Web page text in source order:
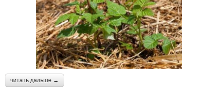
читать дальше →